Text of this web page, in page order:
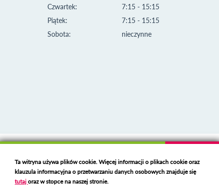
Czwartek:
Piątek:
Sobota:
7:15 - 15:15
7:15 - 15:15
nieczynne
Deklaracja dostępności
Polski serwer RBLhttps://polspam.pl/
Ta witryna używa plików cookie. Więcej informacji o plikach cookie oraz
klauzula informacyjna o przetwarzaniu danych osobowych znajduje się
tutajoraz w stopce na naszej stronie.